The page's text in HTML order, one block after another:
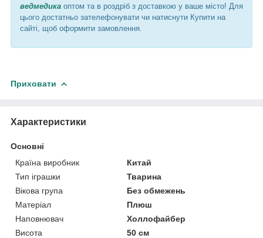
ведмедика оптом та в роздріб з доставкою у ваше місто! Для
цього достатньо зателефонувати чи натиснути Купити на
сайті, щоб оформити замовлення.
Приховати
Характеристики
Основні
Країна виробник
Китай
Тип іграшки
Тварина
Вікова група
Без обмежень
Матеріал
Плюш
Наповнювач
Холлофайбер
Висота
50 см